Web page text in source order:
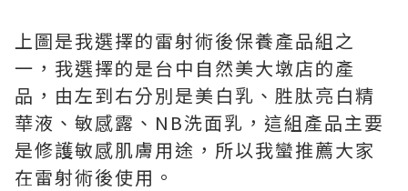
上圖是我選擇的雷射術後保養產品組之
一，我選擇的是台中自然美大墩店的產
品，由左到右分別是美白乳、胜肽亮白精
華液、敏感露、NB洗面乳，這組產品主要
是修護敏感肌膚用途，所以我蠻推薦大家
在雷射術後使用。